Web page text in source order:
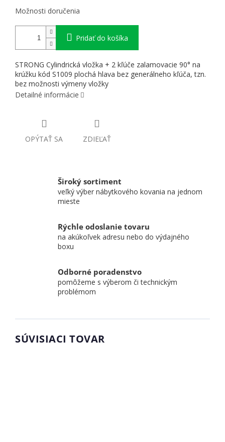
Možnosti doručenia
Pridať do košíka
STRONG Cylindrická vložka + 2 kľúče zalamovacie 90° na
krúžku kód S1009 plochá hlava bez generálneho kľúča, tzn.
bez možnosti výmeny vložky
Detailné informácie
OPÝTAŤ SA ZDIEĽAŤ
Široký sortiment
veľký výber nábytkového kovania na jednom
mieste
Rýchle odoslanie tovaru
na akúkoľvek adresu nebo do výdajného
boxu
Odborné poradenstvo
pomôžeme s výberom či technickým
problémom
SÚVISIACI TOVAR